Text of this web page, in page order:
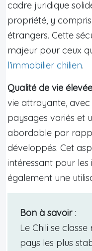
cadre juridique
propriété, y
étrangers. Cette
majeur pour ceux
l’immobilier chilien.
Qualité de vie
vie attrayante, avec
paysages variés et
abordable par
développés. Cet
intéressant pour les
également une
Bon à savoir:
Le Chili se
pays les plus